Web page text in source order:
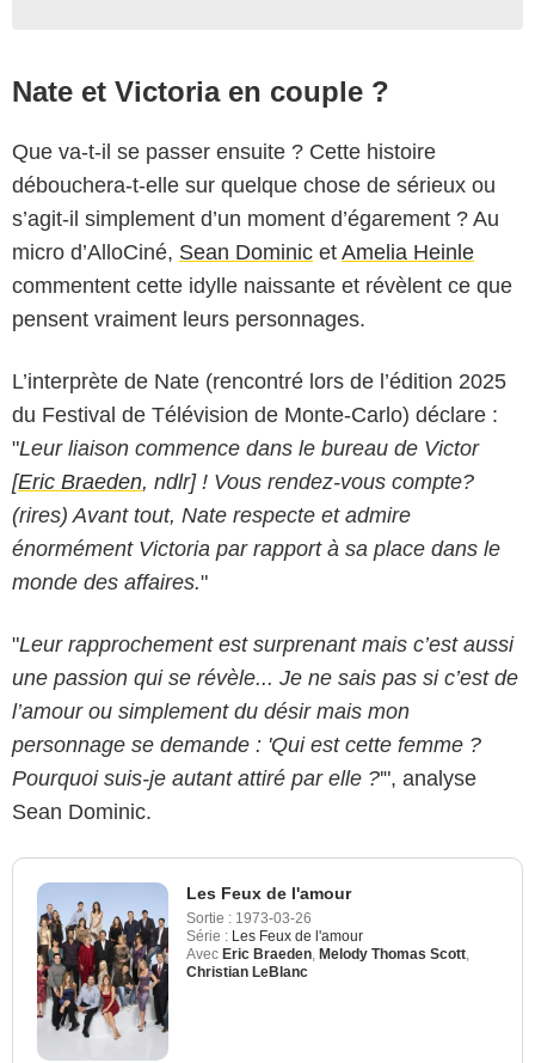
Nate et Victoria en couple ?
Que va-t-il se passer ensuite ? Cette histoire
débouchera-t-elle sur quelque chose de sérieux ou
s’agit-il simplement d’un moment d’égarement ? Au
micro d’AlloCiné, Sean Dominic et Amelia Heinle
commentent cette idylle naissante et révèlent ce que
pensent vraiment leurs personnages.
L’interprète de Nate (rencontré lors de l’édition 2025
du Festival de Télévision de Monte-Carlo) déclare :
"Leur liaison commence dans le bureau de Victor
[Eric Braeden, ndlr] ! Vous rendez-vous compte?
(rires) Avant tout, Nate respecte et admire
énormément Victoria par rapport à sa place dans le
monde des affaires."
"Leur rapprochement est surprenant mais c’est aussi
une passion qui se révèle... Je ne sais pas si c’est de
l’amour ou simplement du désir mais mon
personnage se demande : 'Qui est cette femme ?
Pourquoi suis-je autant attiré par elle ?'", analyse
Sean Dominic.
Les Feux de l'amour
Sortie : 1973-03-26
Série : Les Feux de l'amour
Avec Eric Braeden Melody Thomas Scott
Christian LeBlanc